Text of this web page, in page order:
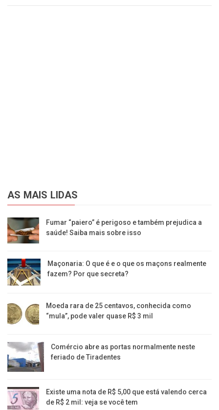
AS MAIS LIDAS
Fumar “paiero” é perigoso e também prejudica a
saúde! Saiba mais sobre isso
Maçonaria: O que é e o que os maçons realmente
fazem? Por que secreta?
Moeda rara de 25 centavos, conhecida como
“mula”, pode valer quase R$ 3 mil
Comércio abre as portas normalmente neste
feriado de Tiradentes
Existe uma nota de R$ 5,00 que está valendo cerca
de R$ 2 mil: veja se você tem